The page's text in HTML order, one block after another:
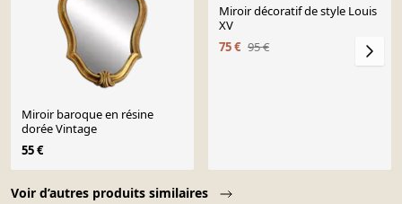
Voir d’autres produits similaires
Miroir baroque en résine
dorée Vintage
55 €
Miroir décoratif de style Louis
XV
75 € 95 €